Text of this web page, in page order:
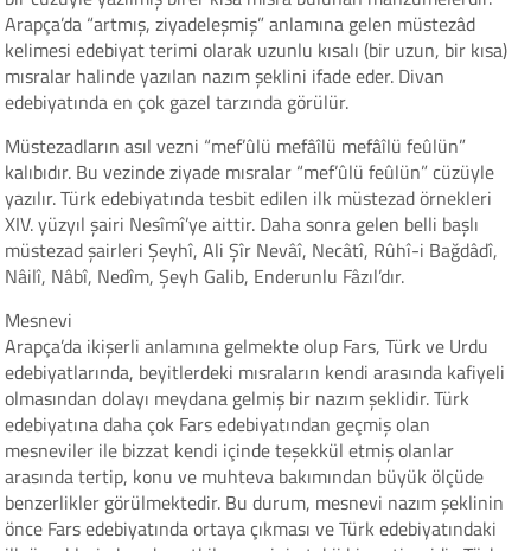
Arapça’da “artmış, ziyadeleşmiş” anlamına gelen müstezâd
kelimesi edebiyat terimi olarak uzunlu kısalı (bir uzun, bir kısa)
mısralar halinde yazılan nazım şeklini ifade eder. Divan
edebiyatında en çok gazel tarzında görülür.
Müstezadların asıl vezni “mef’ûlü mefâîlü mefâîlü feûlün”
kalıbıdır. Bu vezinde ziyade mısralar “mef’ûlü feûlün” cüzüyle
yazılır. Türk edebiyatında tesbit edilen ilk müstezad örnekleri
XIV. yüzyıl şairi Nesîmî’ye aittir. Daha sonra gelen belli başlı
müstezad şairleri Şeyhî, Ali Şîr Nevâî, Necâtî, Rûhî-i Bağdâdî,
Nâilî, Nâbî, Nedîm, Şeyh Galib, Enderunlu Fâzıl’dır.
Mesnevi
Arapça’da ikişerli anlamına gelmekte olup Fars, Türk ve Urdu
edebiyatlarında, beyitlerdeki mısraların kendi arasında kafiyeli
olmasından dolayı meydana gelmiş bir nazım şeklidir. Türk
edebiyatına daha çok Fars edebiyatından geçmiş olan
mesneviler ile bizzat kendi içinde teşekkül etmiş olanlar
arasında tertip, konu ve muhteva bakımından büyük ölçüde
benzerlikler görülmektedir. Bu durum, mesnevi nazım şeklinin
önce Fars edebiyatında ortaya çıkması ve Türk edebiyatındaki